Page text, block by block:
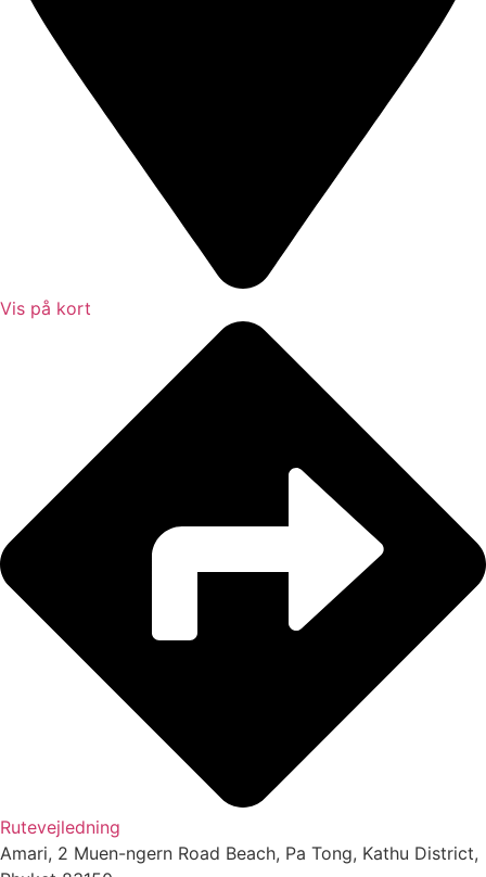
Vis på kort
Rutevejledning
Amari, 2 Muen-ngern Road Beach, Pa Tong, Kathu District,